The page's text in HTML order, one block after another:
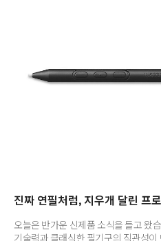
진짜 연필처럼, 지우개 달린 프
오늘은 반가운 신제품 소식을 들고 왔